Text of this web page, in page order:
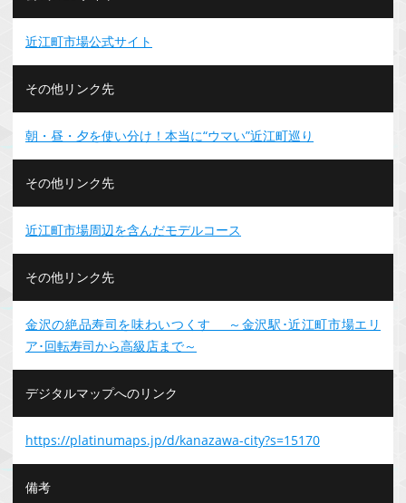
近江町市場公式サイト
その他リンク先
朝・昼・夕を使い分け！本当に“ウマい”近江町巡り
その他リンク先
近江町市場周辺を含んだモデルコース
その他リンク先
金沢の絶品寿司を味わいつくす ～金沢駅･近江町市場エリ
ア･回転寿司から高級店まで～
デジタルマップへのリンク
https://platinumaps.jp/d/kanazawa-city?s=15170
備考